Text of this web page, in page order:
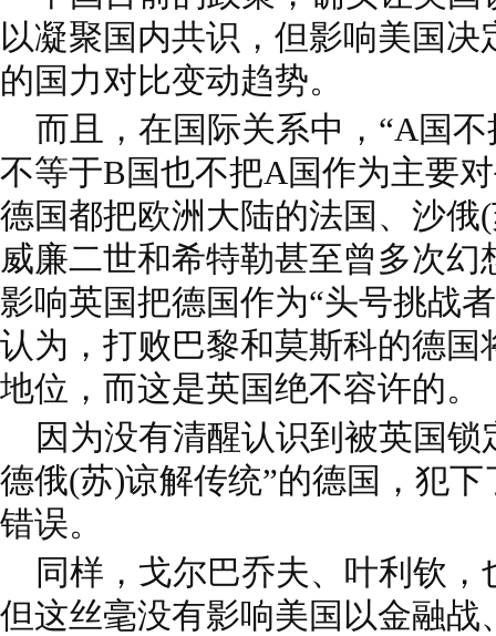
以凝聚国内共识，但影响美国
的国力对比变动趋势。
而且，在国际关系中，“A国
不等于B国也不把A国作为主要
德国都把欧洲大陆的法国、沙俄
威廉二世和希特勒甚至曾多次
影响英国把德国作为“头号挑战
认为，打败巴黎和莫斯科的德国
地位，而这是英国绝不容许的。
因为没有清醒认识到被英国锁
德俄(苏)谅解传统”的德国，犯
错误。
同样，戈尔巴乔夫、叶利钦，
但这丝毫没有影响美国以金融战